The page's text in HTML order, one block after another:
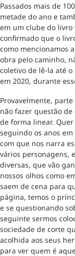
Passados mais de
metade do ano e
em um clube do livro
confirmado que o
como mencionamos
obra pelo caminho,
coletivo de lê-la até
em 2020, durante
Provavelmente,
não fazer questão
de forma linear.
seguindo os anos
com que nos narra
vários personagens,
diversas, que vão
nossos olhos como
saem de cena para
página, temos o
e se questionando
seguinte sermos
sociedade de corte
acolhida aos seus
para ver quem é